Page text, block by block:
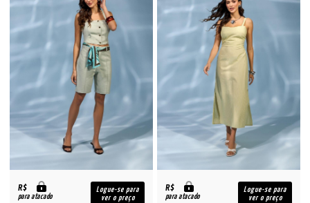
R$
para atacado
Logue-se para
ver o preço
R$
para atacado
Logue-se para
ver o preço